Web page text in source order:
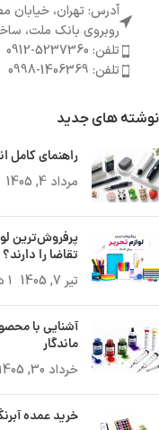
آدرس: تهران، خیابان
روبروی بانک ملت،
تلفن: 5237360-0912
تلفن: 1406369-0998
نوشته های جدید
راهنمای کامل
مرداد 4, 1405
تقاضا را دارند؟
تیر 7, 1405 ۱ دیدگاه
آشنایی با
ماندگار
خرداد 30, 1405
خرید عمده